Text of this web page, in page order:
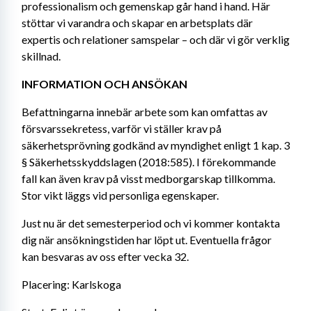
professionalism och gemenskap går hand i hand. Här
stöttar vi varandra och skapar en arbetsplats där
expertis och relationer samspelar – och där vi gör verklig
skillnad.
INFORMATION OCH ANSÖKAN
Befattningarna innebär arbete som kan omfattas av
försvarssekretess, varför vi ställer krav på
säkerhetsprövning godkänd av myndighet enligt 1 kap. 3
§ Säkerhetsskyddslagen (2018:585). I förekommande
fall kan även krav på visst medborgarskap tillkomma.
Stor vikt läggs vid personliga egenskaper.
Just nu är det semesterperiod och vi kommer kontakta
dig när ansökningstiden har löpt ut. Eventuella frågor
kan besvaras av oss efter vecka 32.
Placering: Karlskoga